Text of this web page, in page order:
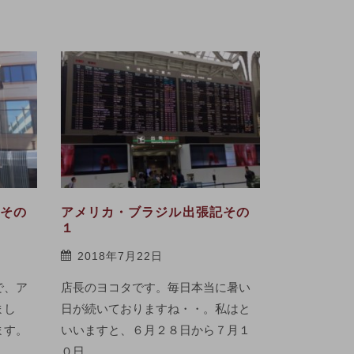
の
、ア
し
。
アメリカ・ブラジル出張記その
１
2018年7月22日
店長のヨコタです。毎日本当に暑い
日が続いておりますね・・。私はと
いいますと、６月２８日から７月１